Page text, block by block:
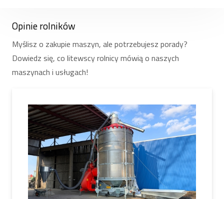
jakości i serwisu. Ponadto, jeśli potrzebujesz części
reaguje na zgłoszenia i usuwa wszelkie usterki.
Posiadamy również części zamienne.
internetowy
Dzięki temu po zakupie sprzęt jest
szeroki wybór nie tylko sprzętu, ale także części
zamiennych do wszystkich modeli kiełkowników.
Opinie rolników
Myślisz o zakupie maszyn, ale potrzebujesz porady?
Dowiedz się, co litewscy rolnicy mówią o naszych
maszynach i usługach!